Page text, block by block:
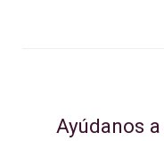
Ayúdanos